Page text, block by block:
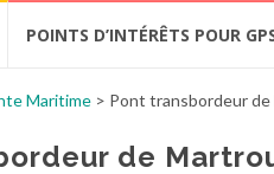
POINTS D’INTÉRÊTS POUR
Maritime > Pont transbordeur
de